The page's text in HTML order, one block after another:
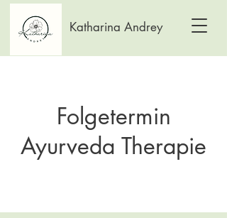
Katharina Andrey
Folgetermin
Ayurveda Therapie